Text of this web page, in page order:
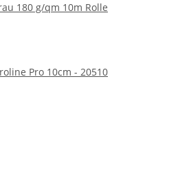
180 g/qm 10m Rolle